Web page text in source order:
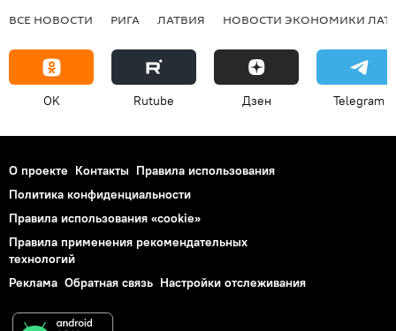
ВСЕ НОВОСТИ РИГА ЛАТВИЯ НОВОСТИ ЭКОНОМИКИ
OK Rutube Дзен Telegram
О проекте Контакты Правила использования
Политика конфиденциальности
Правила использования «cookie»
Правила применения рекомендательных
технологий
Реклама Обратная связь Настройки отслеживания